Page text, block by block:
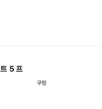
5 프
쿠팡